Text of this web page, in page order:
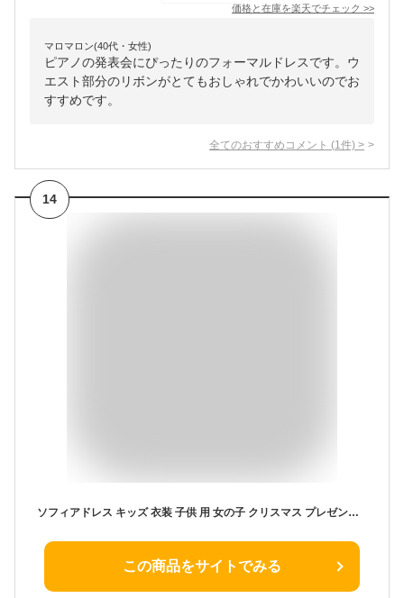
価格と在庫を楽天でチェック >>
マロマロン(40代・女性)
ピアノの発表会にぴったりのフォーマルドレスです。ウ
エスト部分のリボンがとてもおしゃれでかわいいのでお
すすめです。
全てのおすすめコメント (1 件) >
14
ソフィアドレス キッズ 衣装 子供 用 女の子 クリスマス プレゼント コスプレ プチ ギフト なりきり プリンセスドレス 仮装 コスチューム 誕生日 プレゼント プリンセス 発表会 誕生会 子ども 小さなプリンセス セット 100 110 120 130 140 cm 4歳 5歳 6歳 7歳 8歳 9歳
この商品をサイトでみる